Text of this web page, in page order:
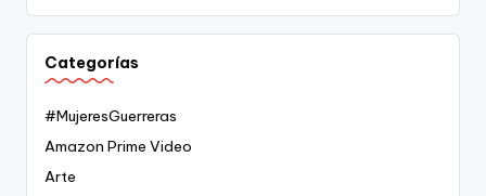
Categorías
#MujeresGuerreras
Amazon Prime Video
Arte